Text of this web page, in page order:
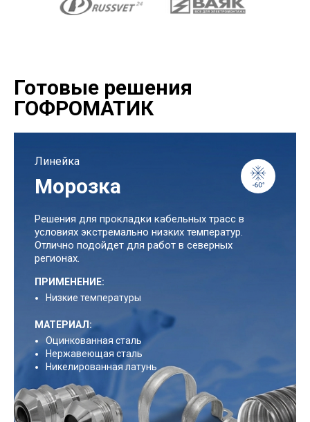
Готовые решения
ГОФРОМАТИК
Линейка
Морозка
Решения для прокладки кабельных трасс в
условиях экстремально низких температур.
Отлично подойдет для работ в северных
регионах.
ПРИМЕНЕНИЕ:
Низкие температуры
МАТЕРИАЛ:
Оцинкованная сталь
Нержавеющая сталь
Никелированная латунь